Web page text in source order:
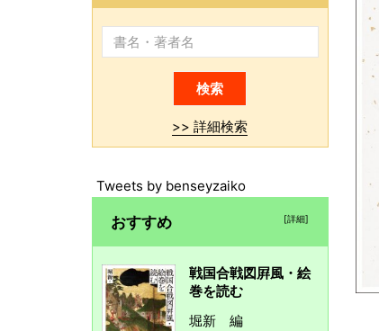
>> 詳細検索
Tweets by benseyzaiko
おすすめ [詳細]
戦国合戦図屛風・絵
巻を読む
堀新 編